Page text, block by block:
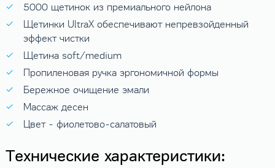
5000 щетинок из премиального нейлона
Щетинки UltraX обеспечивают непревзойденный
эффект чистки
Щетина soft/medium
Пропиленовая ручка эргономичной формы
Бережное очищение эмали
Массаж десен
Цвет - фиолетово-салатовый
Технические характеристики: